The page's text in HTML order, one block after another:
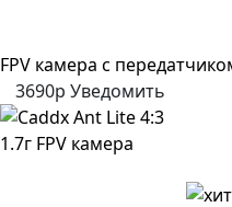
FPV камера с
3690р Уведомить